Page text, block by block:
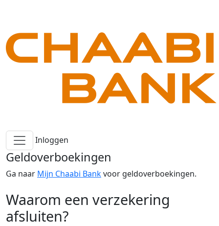
Inloggen
Geldoverboekingen
Ga naar Mijn Chaabi Bankvoor geldoverboekingen.
Waarom een verzekering
afsluiten?